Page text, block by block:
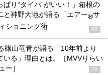
ぱり“タイパ”がいい！」箱根の
と神野大地が語る「エアー®サ
ショニング術 PR
篠山竜青が語る「10年前より
いる」理由とは。［MVVりらい
ー］
PR